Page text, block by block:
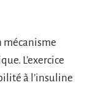
mécanisme
L’exercice
à l’insuline